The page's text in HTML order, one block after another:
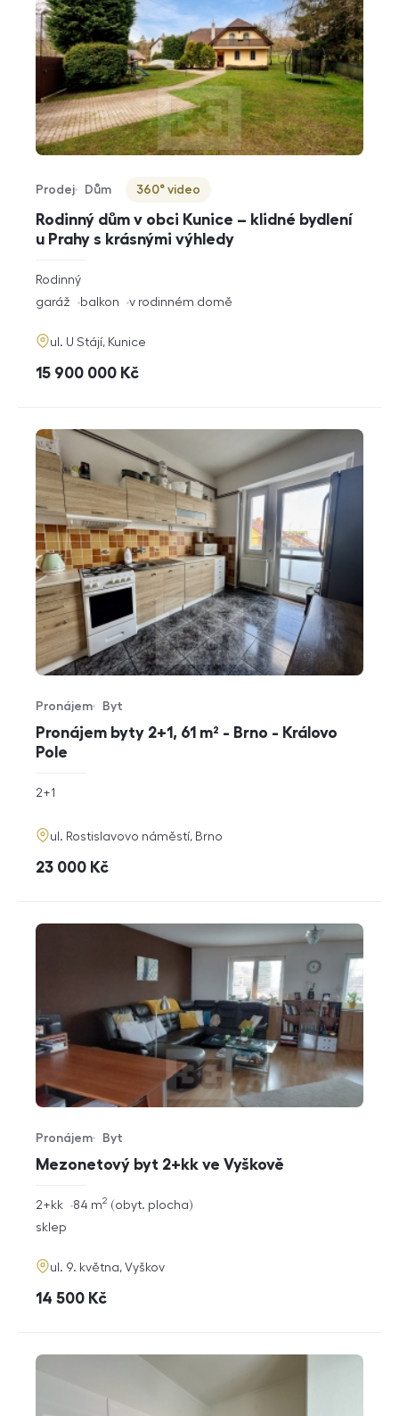
Rodinný dům v obci Kunice – klidné bydlení
u Prahy s krásnými výhledy
Typ nabídky
Prodej
Typ nemovitosti
Dům
Virtuální prohlídka
360° video
rozměry
dispozice
Rodinný
funkce
garáž balkon v rodinném domě
adresa
ul. U Stájí, Kunice
cena
15 900 000 Kč
Pronájem byty 2+1, 61 m² - Brno - Královo
Pole
Typ nabídky
Pronájem
Typ nemovitosti
Byt
rozměry
dispozice
2+1
adresa
ul. Rostislavovo náměstí, Brno
cena
23 000 Kč
Mezonetový byt 2+kk ve Vyškově
Typ nabídky
Pronájem
Typ nemovitosti
Byt
rozměry
dispozice
2+kk obyt. plocha
84 m2
funkce
sklep
adresa
ul. 9. května, Vyškov
cena
14 500 Kč